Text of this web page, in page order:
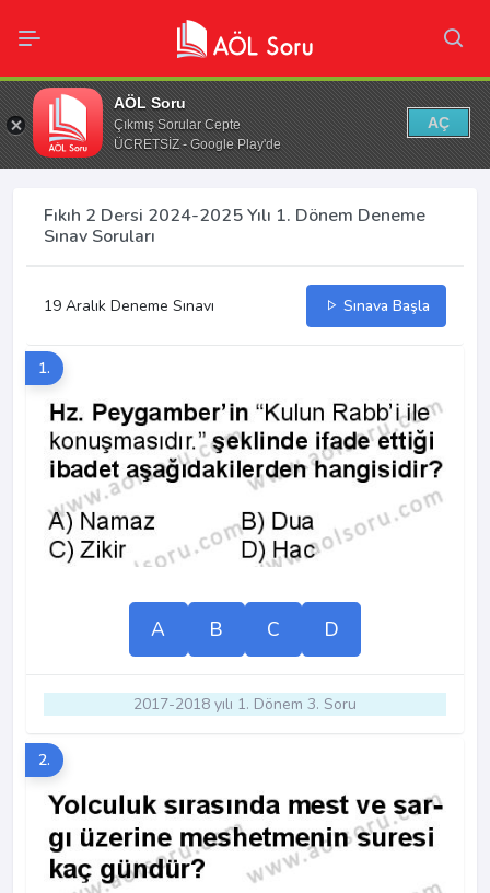
AÖL Soru
Çıkmış Sorular Cepte
ÜCRETSİZ - Google Play'de
AÇ
Fıkıh 2 Dersi 2024-2025 Yılı 1. Dönem Deneme
Sınav Soruları
19 Aralık Deneme Sınavı Sınava Başla
1.
A B C D
2017-2018 yılı 1. Dönem 3. Soru
2.